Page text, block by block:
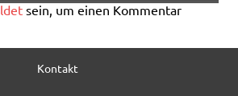
sein, um einen Kommentar
Kontakt